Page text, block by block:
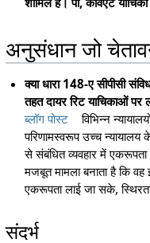
अनुसंधान जो
क्या धारा 148-ए सीपीसी
तहत दायर रिट याचिकाओं पर
ब्लॉग पोस्ट
विभिन्न
परिणामस्वरूप उच्च
से संबंधित व्यवहार में
मजबूत मामला बनाता है कि
एकरूपता लाई जा सके,
संदर्भ